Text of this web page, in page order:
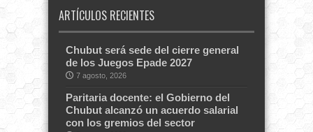
ARTÍCULOS RECIENTES
Chubut será sede del cierre general
de los Juegos Epade 2027
7 agosto, 2026
Paritaria docente: el Gobierno del
Chubut alcanzó un acuerdo salarial
con los gremios del sector